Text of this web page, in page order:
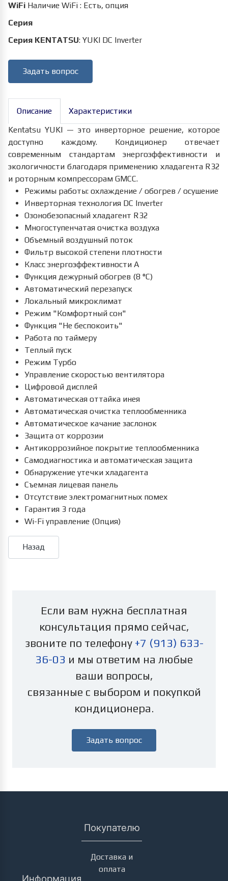
WiFi Наличие WiFi : Есть, опция
Серия
Серия KENTATSU: YUKI DC Inverter
Задать вопрос
Описание
Характеристики
Kentatsu YUKI — это инверторное решение, которое
доступно каждому. Кондиционер отвечает
современным стандартам энергоэффективности и
экологичности благодаря применению хладагента R32
и роторным компрессорам GMCC.
Режимы работы: охлаждение / обогрев / осушение
Инверторная технология DC Inverter
Озонобезопасный хладагент R32
Многоступенчатая очистка воздуха
Объемный воздушный поток
Фильтр высокой степени плотности
Класс энергоэффективности А
Функция дежурный обогрев (8 °С)
Автоматический перезапуск
Локальный микроклимат
Режим "Комфортный сон"
Функция "Не беспокоить"
Работа по таймеру
Теплый пуск
Режим Турбо
Управление скоростью вентилятора
Цифровой дисплей
Автоматическая оттайка инея
Автоматическая очистка теплообменника
Автоматическое качание заслонок
Защита от коррозии
Антикоррозийное покрытие теплообменника
Самодиагностика и автоматическая защита
Обнаружение утечки хладагента
Съемная лицевая панель
Отсутствие электромагнитных помех
Гарантия 3 года
Wi-Fi управление (Опция)
Если вам нужна бесплатная
консультация прямо сейчас,
звоните по телефону +7 (913) 633-
36-03 и мы ответим на любые
ваши вопросы,
связанные с выбором и покупкой
кондиционера.
Задать вопрос
Информация
Покупателю
Доставка и
оплата